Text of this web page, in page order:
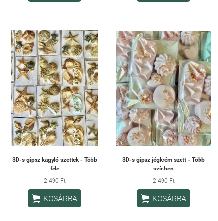
3D-s gipsz kagyló szettek - Több
féle
2 490 Ft
 KOSÁRBA
3D-s gipsz jégkrém szett - Több
színben
2 490 Ft
 KOSÁRBA